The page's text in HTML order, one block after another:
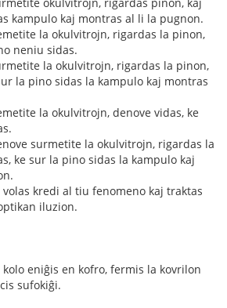
kampulo kaj montras al li la pugnon.
la okulvitrojn, rigardas la pinon,
neniu sidas.
la okulvitrojn, rigardas la pinon,
la pino sidas la kampulo kaj montras
la okulvitrojn, denove vidas, ke
surmetite la okulvitrojn, rigardas la
ke sur la pino sidas la kampulo kaj
volas kredi al tiu fenomeno kaj traktas
iluzion.
eniĝis en kofro, fermis la kovrilon
sufokiĝi.